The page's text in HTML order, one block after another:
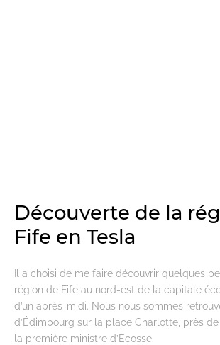
Découverte de la
Fife en Tesla
Il a choisi de me faire découvrir quelques
région de Fife au nord-est de la capitale
d’un après-midi. Nous nous sommes
d’Édimbourg sur la place Charlotte, près
la première ministre d’Ecosse.